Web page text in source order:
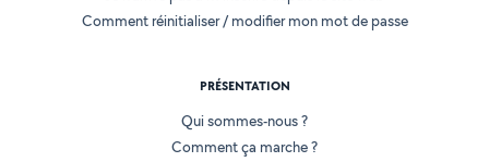
Comment réinitialiser / modifier mon mot de passe
PRÉSENTATION
Qui sommes-nous ?
Comment ça marche ?